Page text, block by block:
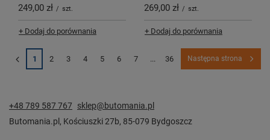
249,00 zł / szt.
+ Dodaj do porównania
269,00 zł / szt.
+ Dodaj do porównania
1 2 3 4 5 6 7 ... 36 Następna strona
+48 789 587 767 sklep@butomania.pl
Butomania.pl , Kościuszki 27b, 85-079 Bydgoszcz